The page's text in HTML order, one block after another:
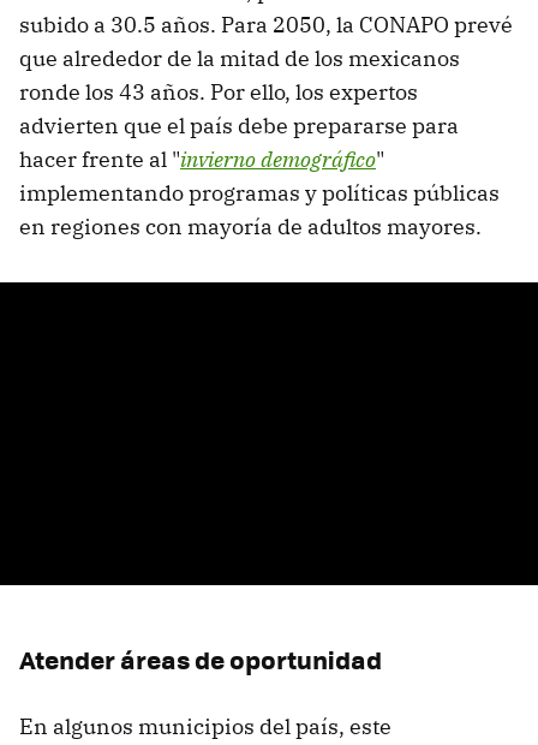
subido a 30.5 años. Para 2050, la CONAPO prevé
que alrededor de la mitad de los mexicanos
ronde los 43 años. Por ello, los expertos
advierten que el país debe prepararse para
hacer frente al "invierno demográfico"
implementando programas y políticas públicas
en regiones con mayoría de adultos mayores.
Atender áreas de oportunidad
En algunos municipios del país, este